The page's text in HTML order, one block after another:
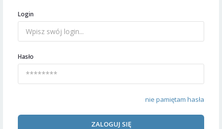
Login
Hasło
nie pamiętam hasła
ZALOGUJ SIĘ